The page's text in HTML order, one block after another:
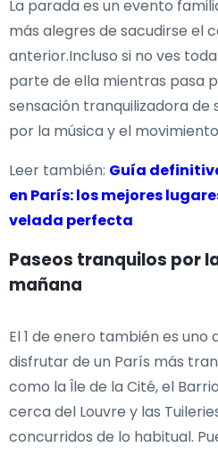
La parada es un evento
más alegres de sacudirse el
anterior.Incluso si no ves
parte de ella mientras pasa
sensación tranquilizadora de
por la música y el
Leer también: Guía
en París: los mejores
velada perfecta
Paseos tranquilos por
mañana
El 1 de enero también es
disfrutar de un París más
como la Île de la Cité, el
cerca del Louvre y las
concurridos de lo habitual.